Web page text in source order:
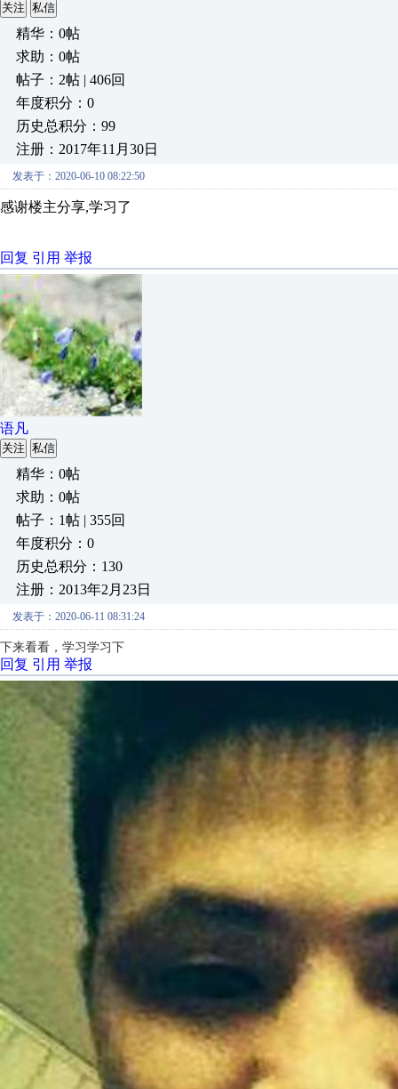
关注 私信
精华：0帖
求助：0帖
帖子：2帖 | 406回
年度积分：0
历史总积分：99
注册：2017年11月30日
发表于：2020-06-10 08:22:50
感谢楼主分享,学习了
回复 引用 举报
语凡
关注 私信
精华：0帖
求助：0帖
帖子：1帖 | 355回
年度积分：0
历史总积分：130
注册：2013年2月23日
发表于：2020-06-11 08:31:24
下来看看，学习学习下
回复 引用 举报